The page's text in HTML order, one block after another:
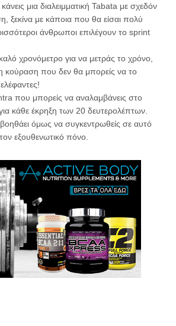
μια διαλειμματική Tabata με σχεδόν
ξεκίνα με κάποια που θα είσαι πολύ
άνθρωποι επιλέγουν το sprint
χρονόμετρο για να μετράς το χρόνο,
κούραση που δεν θα μπορείς να το
που μπορείς να αναλαμβάνεις στο
κάθε έκρηξη των 20 δευτερολέπτων.
όμως να συγκεντρωθείς σε αυτό
εξουθενωτικό πόνο.